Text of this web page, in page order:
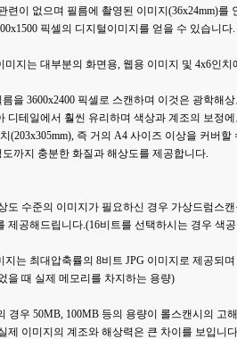
련이 없으며 필름에 촬영된 이미지(36x24mm)
픽셀의 디지털이미지를 얻을 수 있습니다.
미지는 대부분의 화면용, 웹용 이미지 및 4x6인
름을 3600x2400 픽셀로 스캔하며 이것은 광학해
디테일에서 훨씬 유리하며 색상과 계조의 보정
(203x305mm), 즉 거의 A4 사이즈 이상을 커버
도까지 충분한 화질과 해상도를 제공합니다.
도 수준의 이미지가 필요하신 경우 가상드럼스
제공해드립니다.(16비트를 선택하시는 경우 색
지는 최대압축률의 8비트 JPG 이미지로 제공되
을 때 실제 메모리를 차지하는 용량)
경우 50MB, 100MB 등의 용량이 롤스캔시의 고
제 이미지의 계조와 해상력은 큰 차이를 보입니